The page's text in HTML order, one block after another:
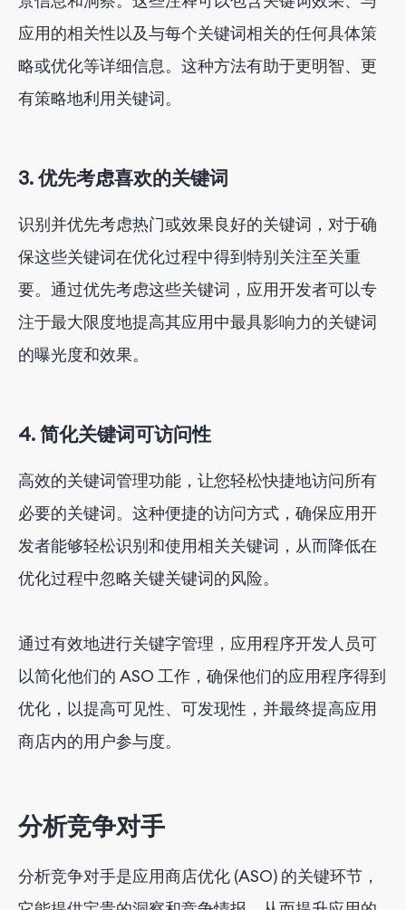
应用的相关性以及与每个关键词相关的任何具体策
略或优化等详细信息。这种方法有助于更明智、更
有策略地利用关键词。
3. 优先考虑喜欢的关键词
识别并优先考虑热门或效果良好的关键词，对于确
保这些关键词在优化过程中得到特别关注至关重
要。通过优先考虑这些关键词，应用开发者可以专
注于最大限度地提高其应用中最具影响力的关键词
的曝光度和效果。
4. 简化关键词可访问性
高效的关键词管理功能，让您轻松快捷地访问所有
必要的关键词。这种便捷的访问方式，确保应用开
发者能够轻松识别和使用相关关键词，从而降低在
优化过程中忽略关键关键词的风险。
通过有效地进行关键字管理，应用程序开发人员可
以简化他们的 ASO 工作，确保他们的应用程序得到
优化，以提高可见性、可发现性，并最终提高应用
商店内的用户参与度。
分析竞争对手
分析竞争对手是应用商店优化 (ASO) 的关键环节，